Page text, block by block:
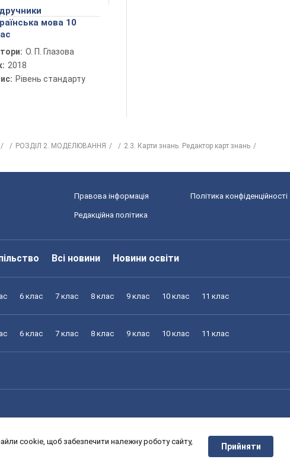
мова 10
О. П. Глазова
2018
Рівень стандарту
РОЗДІЛ 2. МОДЕЛЮВАННЯ
2.3. Карти знань. Редактор карт знань
Правова інформація Політика конфіденційності
Редакційна політика
Всі новини Новини освіти
6 клас 7 клас 8 клас 9 клас 10 клас 11 клас
6 клас 7 клас 8 клас 9 клас 10 клас 11 клас
6 клас 7 клас 8 клас 9 клас 10 клас 11 клас
cookie, щоб забезпечити належну роботу сайту,
Прийняти